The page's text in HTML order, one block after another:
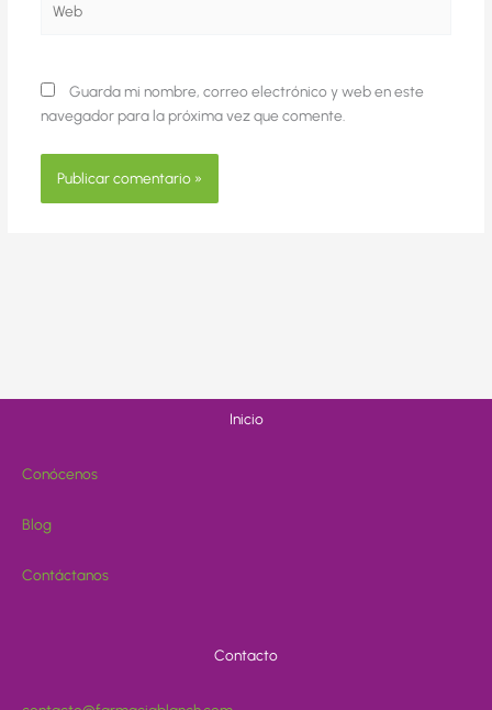
Guarda mi nombre, correo electrónico y web en este
navegador para la próxima vez que comente.
Inicio
Conócenos
Blog
Contáctanos
Contacto